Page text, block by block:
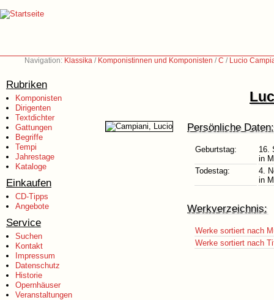
Navigation: Klassika / Komponistinnen und Komponisten /C / Lucio
Rubriken
Komponisten
Dirigenten
Textdichter
Gattungen
Begriffe
Tempi
Jahrestage
Kataloge
Einkaufen
CD-Tipps
Angebote
Service
Suchen
Kontakt
Impressum
Datenschutz
Historie
Opernhäuser
Veranstaltungen
Persönliche Daten:
Geburtstag:
16.
in
Todestag:
4.
in
Werkverzeichnis:
Werke sortiert nach
Werke sortiert nach